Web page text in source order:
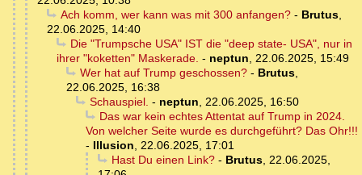
Ach komm, wer kann was mit 300 anfangen?- Brutus,
22.06.2025, 14:40
Die "Trumpsche USA" IST die "deep state- USA", nur in
ihrer "koketten" Maskerade. - neptun, 22.06.2025, 15:49
Wer hat auf Trump geschossen?- Brutus,
22.06.2025, 16:38
Schauspiel. - neptun, 22.06.2025, 16:50
Das war kein echtes Attentat auf Trump in 2024.
Von welcher Seite wurde es durchgeführt? Das Ohr!!!
- Illusion, 22.06.2025, 17:01
Hast Du einen Link?- Brutus, 22.06.2025,